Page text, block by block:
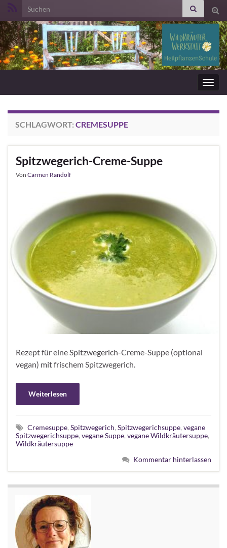
Search for:
SCHLAGWORT: CREMESUPPE
Spitzwegerich-Creme-Suppe
Von Carmen Randolf
Rezept für eine Spitzwegerich-Creme-Suppe (optional
vegan) mit frischem Spitzwegerich.
Weiterlesen
Cremesuppe, Spitzwegerich, Spitzwegerichsuppe, vegane
Spitzwegerichsuppe, vegane Suppe, vegane Wildkräutersuppe,
Wildkräutersuppe
Kommentar hinterlassen